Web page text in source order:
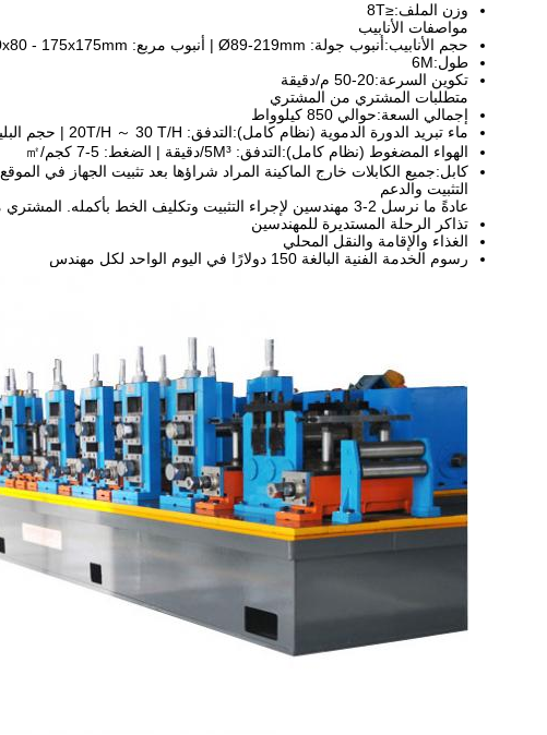
وزن الملف:≤8T
مواصفات الأنابيب
حجم الأنابيب:أنبوب جولة: Ø89-219mm | أنبوب مربع: 80x80 - 175x175mm | سمك: 1.5-6.0mm
طول:6M
تكوين السرعة:20-50 م/دقيقة
متطلبات المشتري من المشتري
إجمالي السعة:حوالي 850 كيلوواط
ماء تبريد الدورة الدموية (نظام كامل):التدفق: 20T/H ～ 30 T/H | حجم البلياردو: 30 متر مكعب
الهواء المضغوط (نظام كامل):التدفق: 5M³/دقيقة | الضغط: 5-7 كجم/㎡
كابل:جميع الكابلات خارج الماكينة المراد شراؤها بعد تثبيت الجهاز في الموقع
التثبيت والدعم
عادةً ما نرسل 2-3 مهندسين لإجراء التثبيت وتكليف الخط بأكمله. المشتري مسؤول عن:
تذاكر الرحلة المستديرة للمهندسين
الغذاء والإقامة والنقل المحلي
رسوم الخدمة الفنية البالغة 150 دولارًا في اليوم الواحد لكل مهندس